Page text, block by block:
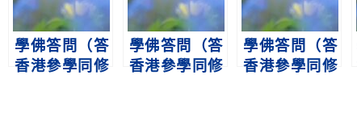
學佛答問（答
香港參學同修
學佛答問（答
香港參學同修
學佛答問（答
香港參學同修